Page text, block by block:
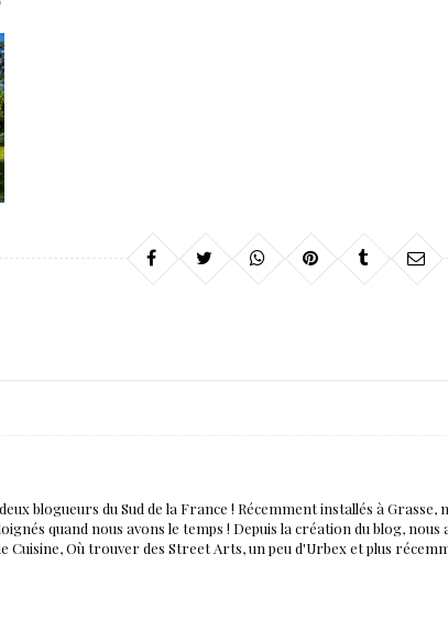
blogueurs du Sud de la France ! Récemment installés à
quand nous avons le temps ! Depuis la création du blog,
Cuisine, Où trouver des Street Arts, un peu d'Urbex et plus